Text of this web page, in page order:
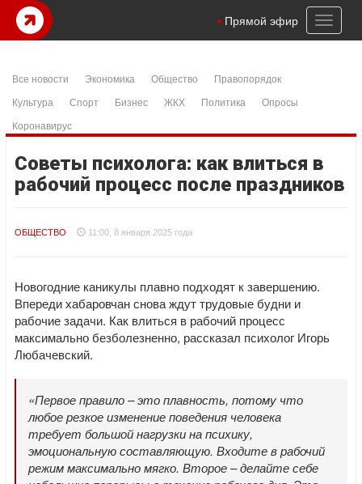
Toggle
Прямой эфир
Все новости Экономика Общество
Правопорядок
Культура
Спорт Бизнес ЖКХ Политика
Опросы
Коронавирус
Советы психолога: как влиться в
рабочий процесс после праздников
ОБЩЕСТВО 11:00, 8 января 2025 года
Новогодние каникулы плавно подходят к завершению.
Впереди хабаровчан снова ждут трудовые будни и
рабочие задачи. Как влиться в рабочий процесс
максимально безболезненно, рассказал психолог Игорь
Любачевский.
«Первое правило – это плавность, потому что
любое резкое изменение поведения человека
требует большой нагрузки на психику,
эмоциональную составляющую. Входите в рабочий
режим максимально мягко. Второе – делайте себе